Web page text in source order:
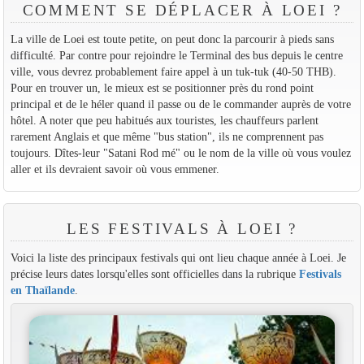
COMMENT SE DÉPLACER À LOEI ?
La ville de Loei est toute petite, on peut donc la parcourir à pieds sans
difficulté. Par contre pour rejoindre le Terminal des bus depuis le centre
ville, vous devrez probablement faire appel à un tuk-tuk (40-50 THB).
Pour en trouver un, le mieux est se positionner près du rond point
principal et de le héler quand il passe ou de le commander auprès de votre
hôtel. A noter que peu habitués aux touristes, les chauffeurs parlent
rarement Anglais et que même "bus station", ils ne comprennent pas
toujours. Dîtes-leur "Satani Rod mé" ou le nom de la ville où vous voulez
aller et ils devraient savoir où vous emmener.
LES FESTIVALS À LOEI ?
Voici la liste des principaux festivals qui ont lieu chaque année à Loei. Je
précise leurs dates lorsqu'elles sont officielles dans la rubrique Festivals
en Thaïlande.